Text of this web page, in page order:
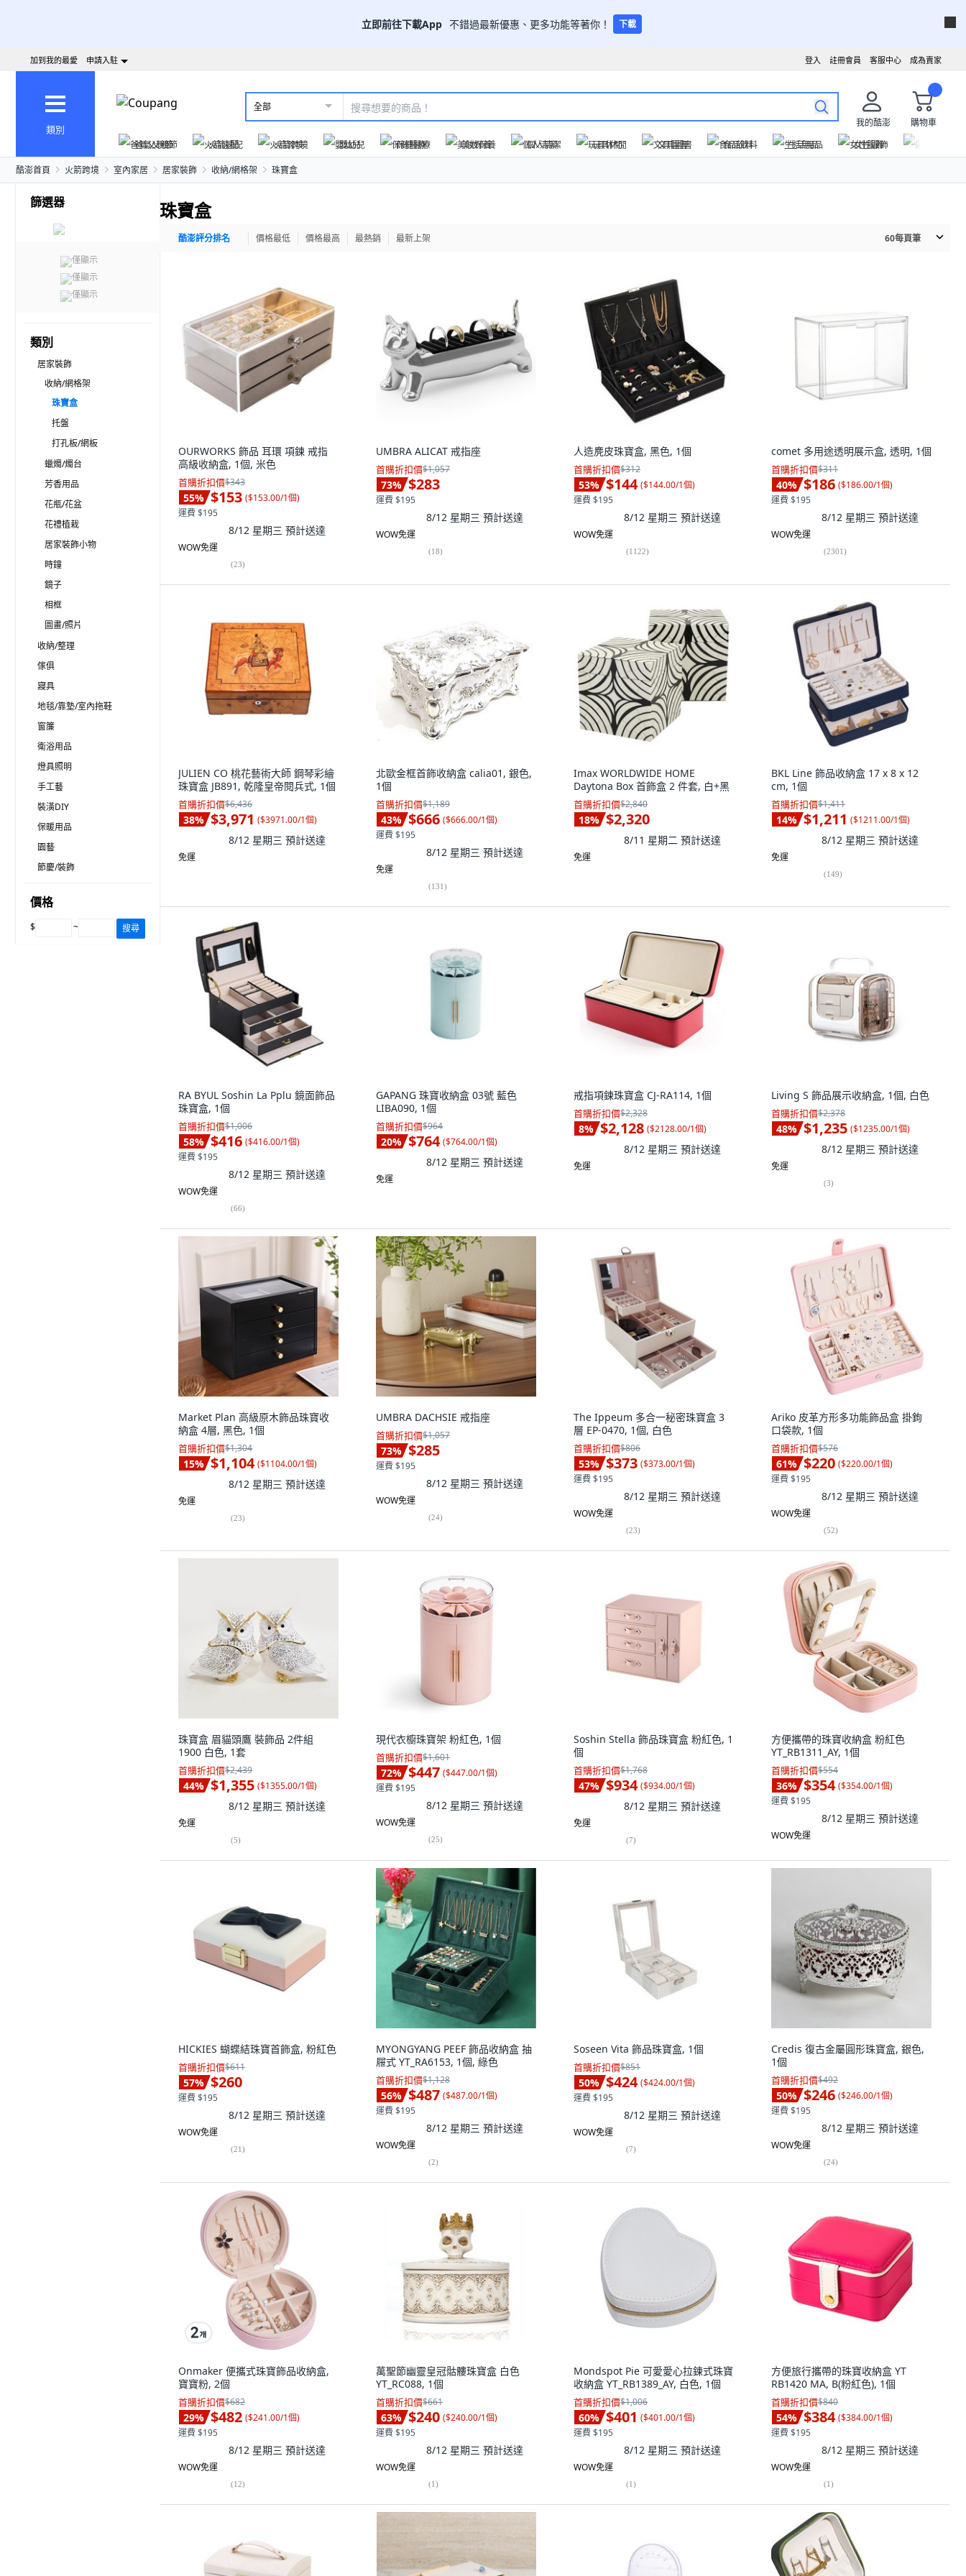
立即前往下載App 不錯過最新優惠、更多功能等著你！ 下載
成為賣家
客服中心
註冊會員
登入
加到我的最愛 申請入駐
類別
全部
我的酷澎
購物車
爸氣父親節
火箭速配 火箭跨境 嬰幼兒 保健醫療 美妝保養 個人清潔 玩具休閒 文具圖書 食品飲料 生活用品 女性服飾
酷澎首頁 火箭跨境 室內家居 居家裝飾 收納/網格架 珠寶盒
篩選器
僅顯示
僅顯示
僅顯示
類別
居家裝飾
收納/網格架
珠寶盒
托盤
打孔板/網板
蠟燭/燭台
芳香用品
花瓶/花盆
花禮植栽
居家裝飾小物
時鐘
鏡子
相框
圖畫/照片
收納/整理
傢俱
寢具
地毯/靠墊/室內拖鞋
窗簾
衛浴用品
燈具照明
手工藝
裝潢DIY
保暖用品
園藝
節慶/裝飾
價格
$ ~ 搜尋
珠寶盒
酷澎評分排名 價格最低 價格最高 最熱銷 最新上架 60每頁筆
OURWORKS 飾品 耳環 項鍊 戒指
高級收納盒, 1個, 米色
首購折扣價$343
55% $153 ($153.00/1個)
運費 $195
8/12 星期三 預計送達
WOW免運
(23)
UMBRA ALICAT 戒指座
首購折扣價$1,057
73% $283
運費 $195
8/12 星期三 預計送達
WOW免運
(18)
人造麂皮珠寶盒, 黑色, 1個
首購折扣價$312
53% $144 ($144.00/1個)
運費 $195
8/12 星期三 預計送達
WOW免運
(1122)
comet 多用途透明展示盒, 透明, 1個
首購折扣價$311
40% $186 ($186.00/1個)
運費 $195
8/12 星期三 預計送達
WOW免運
(2301)
JULIEN CO 桃花藝術大師 鋼琴彩繪
珠寶盒 JB891, 乾隆皇帝閱兵式, 1個
首購折扣價$6,436
38% $3,971 ($3971.00/1個)
8/12 星期三 預計送達
免運
北歐金框首飾收納盒 calia01, 銀色,
1個
首購折扣價$1,189
43% $666 ($666.00/1個)
運費 $195
8/12 星期三 預計送達
免運
(131)
Imax WORLDWIDE HOME
Daytona Box 首飾盒 2 件套, 白+黑
首購折扣價$2,840
18% $2,320
8/11 星期二 預計送達
免運
BKL Line 飾品收納盒 17 x 8 x 12
cm, 1個
首購折扣價$1,411
14% $1,211 ($1211.00/1個)
8/12 星期三 預計送達
免運
(149)
RA BYUL Soshin La Pplu 鏡面飾品
珠寶盒, 1個
首購折扣價$1,006
58% $416 ($416.00/1個)
運費 $195
8/12 星期三 預計送達
WOW免運
(66)
GAPANG 珠寶收納盒 03號 藍色
LIBA090, 1個
首購折扣價$964
20% $764 ($764.00/1個)
8/12 星期三 預計送達
免運
戒指項鍊珠寶盒 CJ-RA114, 1個
首購折扣價$2,328
8% $2,128 ($2128.00/1個)
8/12 星期三 預計送達
免運
Living S 飾品展示收納盒, 1個, 白色
首購折扣價$2,378
48% $1,235 ($1235.00/1個)
8/12 星期三 預計送達
免運
(3)
Market Plan 高級原木飾品珠寶收
納盒 4層, 黑色, 1個
首購折扣價$1,304
15% $1,104 ($1104.00/1個)
8/12 星期三 預計送達
免運
(23)
UMBRA DACHSIE 戒指座
首購折扣價$1,057
73% $285
運費 $195
8/12 星期三 預計送達
WOW免運
(24)
The Ippeum 多合一秘密珠寶盒 3
層 EP-0470, 1個, 白色
首購折扣價$806
53% $373 ($373.00/1個)
運費 $195
8/12 星期三 預計送達
WOW免運
(23)
Ariko 皮革方形多功能飾品盒 掛鉤
口袋款, 1個
首購折扣價$576
61% $220 ($220.00/1個)
運費 $195
8/12 星期三 預計送達
WOW免運
(52)
珠寶盒 眉貓頭鷹 裝飾品 2件組
1900 白色, 1套
首購折扣價$2,439
44% $1,355 ($1355.00/1個)
8/12 星期三 預計送達
免運
(5)
現代衣櫥珠寶架 粉紅色, 1個
首購折扣價$1,601
72% $447 ($447.00/1個)
運費 $195
8/12 星期三 預計送達
WOW免運
(25)
Soshin Stella 飾品珠寶盒 粉紅色, 1
個
首購折扣價$1,768
47% $934 ($934.00/1個)
8/12 星期三 預計送達
免運
(7)
方便攜帶的珠寶收納盒 粉紅色
YT_RB1311_AY, 1個
首購折扣價$554
36% $354 ($354.00/1個)
運費 $195
8/12 星期三 預計送達
WOW免運
HICKIES 蝴蝶結珠寶首飾盒, 粉紅色
首購折扣價$611
57% $260
運費 $195
8/12 星期三 預計送達
WOW免運
(21)
MYONGYANG PEEF 飾品收納盒 抽
屜式 YT_RA6153, 1個, 綠色
首購折扣價$1,128
56% $487 ($487.00/1個)
運費 $195
8/12 星期三 預計送達
WOW免運
(2)
Soseen Vita 飾品珠寶盒, 1個
首購折扣價$851
50% $424 ($424.00/1個)
運費 $195
8/12 星期三 預計送達
WOW免運
(7)
Credis 復古金屬圓形珠寶盒, 銀色,
1個
首購折扣價$492
50% $246 ($246.00/1個)
運費 $195
8/12 星期三 預計送達
WOW免運
(24)
Onmaker 便攜式珠寶飾品收納盒,
寶寶粉, 2個
首購折扣價$682
29% $482 ($241.00/1個)
運費 $195
8/12 星期三 預計送達
WOW免運
(12)
萬聖節幽靈皇冠骷髏珠寶盒 白色
YT_RC088, 1個
首購折扣價$661
63% $240 ($240.00/1個)
運費 $195
8/12 星期三 預計送達
WOW免運
(1)
Mondspot Pie 可愛愛心拉鍊式珠寶
收納盒 YT_RB1389_AY, 白色, 1個
首購折扣價$1,006
60% $401 ($401.00/1個)
運費 $195
8/12 星期三 預計送達
WOW免運
(1)
方便旅行攜帶的珠寶收納盒 YT
RB1420 MA, B(粉紅色), 1個
首購折扣價$840
54% $384 ($384.00/1個)
運費 $195
8/12 星期三 預計送達
WOW免運
(1)